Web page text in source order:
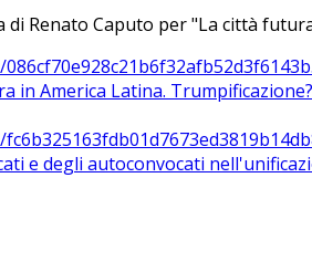
di Renato Caputo per "La città
in America Latina. Trumpificazione?
e degli autoconvocati